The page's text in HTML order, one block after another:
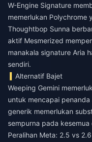
W-Engine Signature
memerlukan Polychrome
Thoughtbop Sunna
aktif Mesmerized
manakala signature Aria
sendiri.
Alternatif Bajet
Weeping Gemini
untuk mencapai penanda
generik memerlukan
sempurna pada kesemua
Peralihan Meta: 2.5 vs 2.6